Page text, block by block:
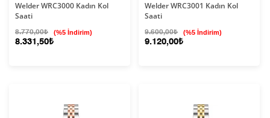
Welder WRC3000 Kadın Kol
Saati
8.770,00₺ (%5 İndirim)
8.331,50₺
Welder WRC3001 Kadın Kol
Saati
9.600,00₺ (%5 İndirim)
9.120,00₺